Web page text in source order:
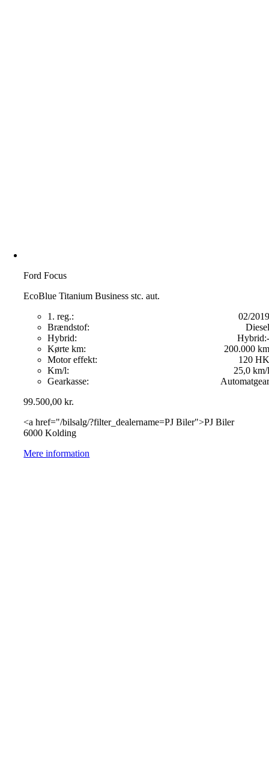
Ford Focus
EcoBlue Titanium Business stc. aut.
1. reg.:
02/2019
Brændstof:
Diesel
Hybrid:
Hybrid:-
Kørte km:
200.000 km
Motor effekt:
120 HK
Km/l:
25,0 km/l
Gearkasse:
Automatgear
99.500,00kr.
<a href="/bilsalg/?filter_dealername=PJ Biler">PJ Biler
6000 Kolding
Mere information